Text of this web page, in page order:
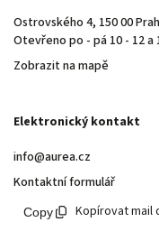
Ostrovského 4, 150 00
Otevřeno po - pá 10 - 12 a
Zobrazit na mapě
Elektronický kontakt
info@aurea.cz
Kontaktní formulář
Kopírovat mail